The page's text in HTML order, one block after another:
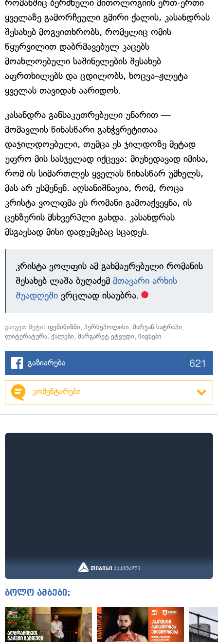
რომანშიც ბერძნული მითოლოგიის ერთ-ერთი
ყველაზე გამორჩეული გმირი ქალის, კასანდრას
შესახებ მოგვითხრობს, რომელიც ომის
წყურვილით დაბრმავებულ კაცებს
მოახლოებული საშინელების შესახებ
აფრთხილებს და ცდილობს, ხოცვა-ჟლეტა
ყველას თავიდან აარიდოს.
კასანდრა განსაკუთრებული უნარით —
მომავლის წინასწარი განჭვრეტითაა
დაჯილდოებული, თუმცა ეს ჯილდოზე მეტად
უფრო მის სასჯელად იქცევა: მიუხედავად იმისა,
რომ ის სიმართლეს ყველას წინასწარ უმხელს,
მას არ უსმენენ. აღსანიშნავია, რომ, როცა
კრისტა ვოლფმა ეს რომანი გამოაქვეყნა, ის
ცენზურის მსხვერპლი გახდა. კასანდრას
მსგავსად მისი დადუმებაც სცადეს.
კრისტა ვოლფის ამ გახმაურებული რომანის
შესახებ ლაშა ბუღაძემ მთავარი არხის
შუადღეში ვრცლად ისაუბრა.
გაიგეთ მეტი: ფემინიზმი, პერსეპოლისი, მარჯან სატრაპი,
ლიტერატურა, ქალები, მარგარეტ ეტვუდი, წიგნები
გაზიარება 621
კომენტარები
ბოლო ამბები: